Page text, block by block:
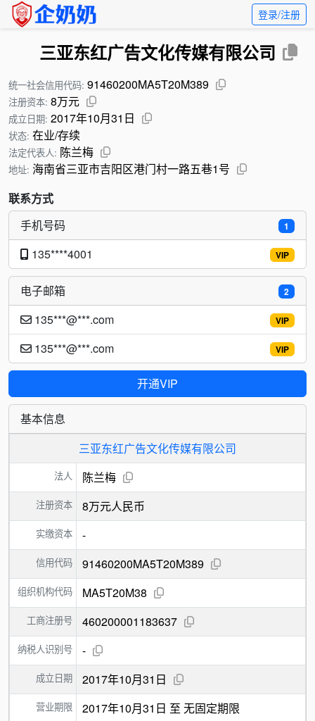
登录/注册
三亚东红广告文化传媒有限公司
统一社会信用代码: 91460200MA5T20M389
注册资本: 8万元
成立日期: 2017年10月31日
状态: 在业/存续
法定代表人: 陈兰梅
地址: 海南省三亚市吉阳区港门村一路五巷1号
联系方式
1
手机号码
VIP
135****4001
2
电子邮箱
VIP
135***@***.com
VIP
135***@***.com
开通VIP
基本信息
三亚东红广告文化传媒有限公司
法人 陈兰梅
注册资本 8万元人民币
实缴资本 -
信用代码 91460200MA5T20M389
组织机构代码 MA5T20M38
工商注册号 460200001183637
纳税人识别号 -
成立日期 2017年10月31日
营业期限 2017年10月31日 至 无固定期限